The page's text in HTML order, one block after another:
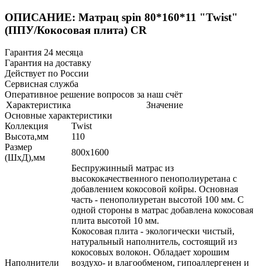
ОПИСАНИЕ: Матрац spin 80*160*11 "Twist"
(ППУ/Кокосовая плита) CR
Гарантия 24 месяца
Гарантия на доставку
Действует по России
Сервисная служба
Оперативное решение вопросов за наш счёт
Характеристика
Значение
Основные характеристики
Коллекция
Twist
Высота,мм
110
Размер
(ШхД),мм
800х1600
Наполнители
Беспружинный матрас из
высококачественного пенополиуретана c
добавлением кокосовой койры. Основная
часть - пенополиуретан высотой 100 мм. С
одной стороны в матрас добавлена кокосовая
плита высотой 10 мм.
Кокосовая плита - экологически чистый,
натуральный наполнитель, состоящий из
кокосовых волокон. Обладает хорошим
воздухо- и влагообменом, гипоаллергенен и